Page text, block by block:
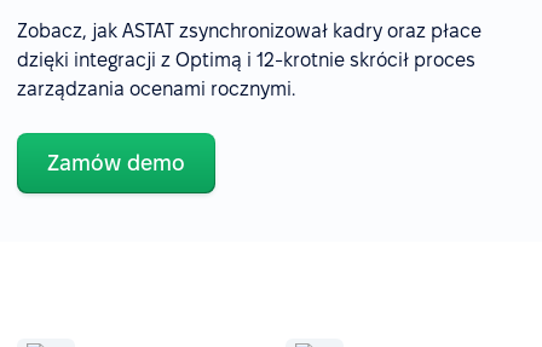
Zobacz, jak ASTAT zsynchronizował kadry oraz płace
dzięki integracji z Optimą i 12-krotnie skrócił proces
zarządzania ocenami rocznymi.
Zamów demo